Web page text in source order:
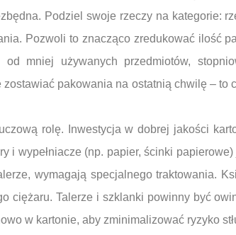
Podziel swoje rzeczy na kategorie:
Pozwoli to znacząco zredukować ilość
od mniej używanych przedmiotów,
pakowania na ostatnią chwilę – to
rolę. Inwestycja w dobrej jakości
i wypełniacze (np. papier, ścinki
wymagają specjalnego traktowania.
ciężaru. Talerze i szklanki powinny być
w kartonie, aby zminimalizować ryzyko